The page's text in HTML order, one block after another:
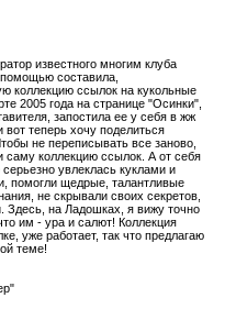
известного многим клуба
составила,
коллекцию ссылок на кукольные
2005 года на странице "Осинки",
запостила ее у себя в жж
вот теперь хочу поделиться
не переписывать все заново,
саму коллекцию ссылок. А от себя
увлеклась куклами и
помогли щедрые, талантливые
не скрывали своих секретов,
Здесь, на Ладошках, я вижу точно
им - ура и салют! Коллекция
уже работает, так что предлагаю
теме!